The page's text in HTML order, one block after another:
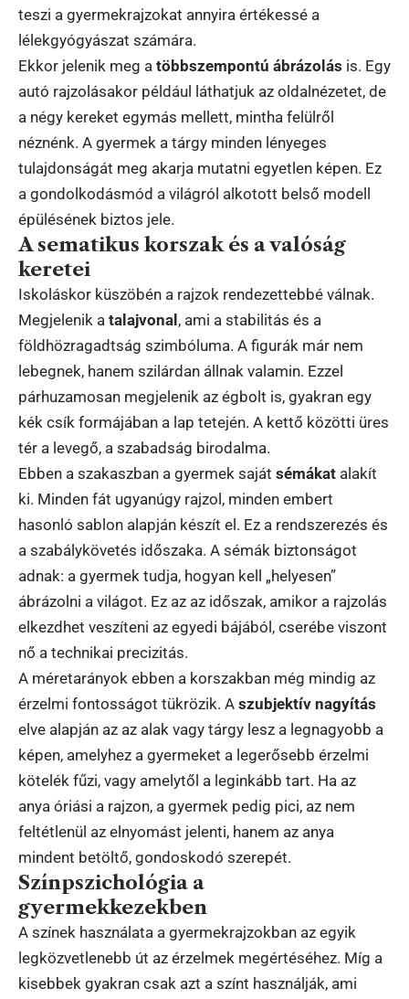
teszi a gyermekrajzokat annyira értékessé a
lélekgyógyászat számára.
Ekkor jelenik meg a többszempontú ábrázolás is. Egy
autó rajzolásakor például láthatjuk az oldalnézetet, de
a négy kereket egymás mellett, mintha felülről
néznénk. A gyermek a tárgy minden lényeges
tulajdonságát meg akarja mutatni egyetlen képen. Ez
a gondolkodásmód a világról alkotott belső modell
épülésének biztos jele.
A sematikus korszak és a valóság
keretei
Iskoláskor küszöbén a rajzok rendezettebbé válnak.
Megjelenik a talajvonal , ami a stabilitás és a
földhözragadtság szimbóluma. A figurák már nem
lebegnek, hanem szilárdan állnak valamin. Ezzel
párhuzamosan megjelenik az égbolt is, gyakran egy
kék csík formájában a lap tetején. A kettő közötti üres
tér a levegő, a szabadság birodalma.
Ebben a szakaszban a gyermek saját sémákat alakít
ki. Minden fát ugyanúgy rajzol, minden embert
hasonló sablon alapján készít el. Ez a rendszerezés és
a szabálykövetés időszaka. A sémák biztonságot
adnak: a gyermek tudja, hogyan kell „helyesen”
ábrázolni a világot. Ez az az időszak, amikor a rajzolás
elkezdhet veszíteni az egyedi bájából, cserébe viszont
nő a technikai precizitás.
A méretarányok ebben a korszakban még mindig az
érzelmi fontosságot tükrözik. A szubjektív nagyítás
elve alapján az az alak vagy tárgy lesz a legnagyobb a
képen, amelyhez a gyermeket a legerősebb érzelmi
kötelék fűzi, vagy amelytől a leginkább tart. Ha az
anya óriási a rajzon, a gyermek pedig pici, az nem
feltétlenül az elnyomást jelenti, hanem az anya
mindent betöltő, gondoskodó szerepét.
Színpszichológia a
gyermekkezekben
A színek használata a gyermekrajzokban az egyik
legközvetlenebb út az érzelmek megértéséhez. Míg a
kisebbek gyakran csak azt a színt használják, ami